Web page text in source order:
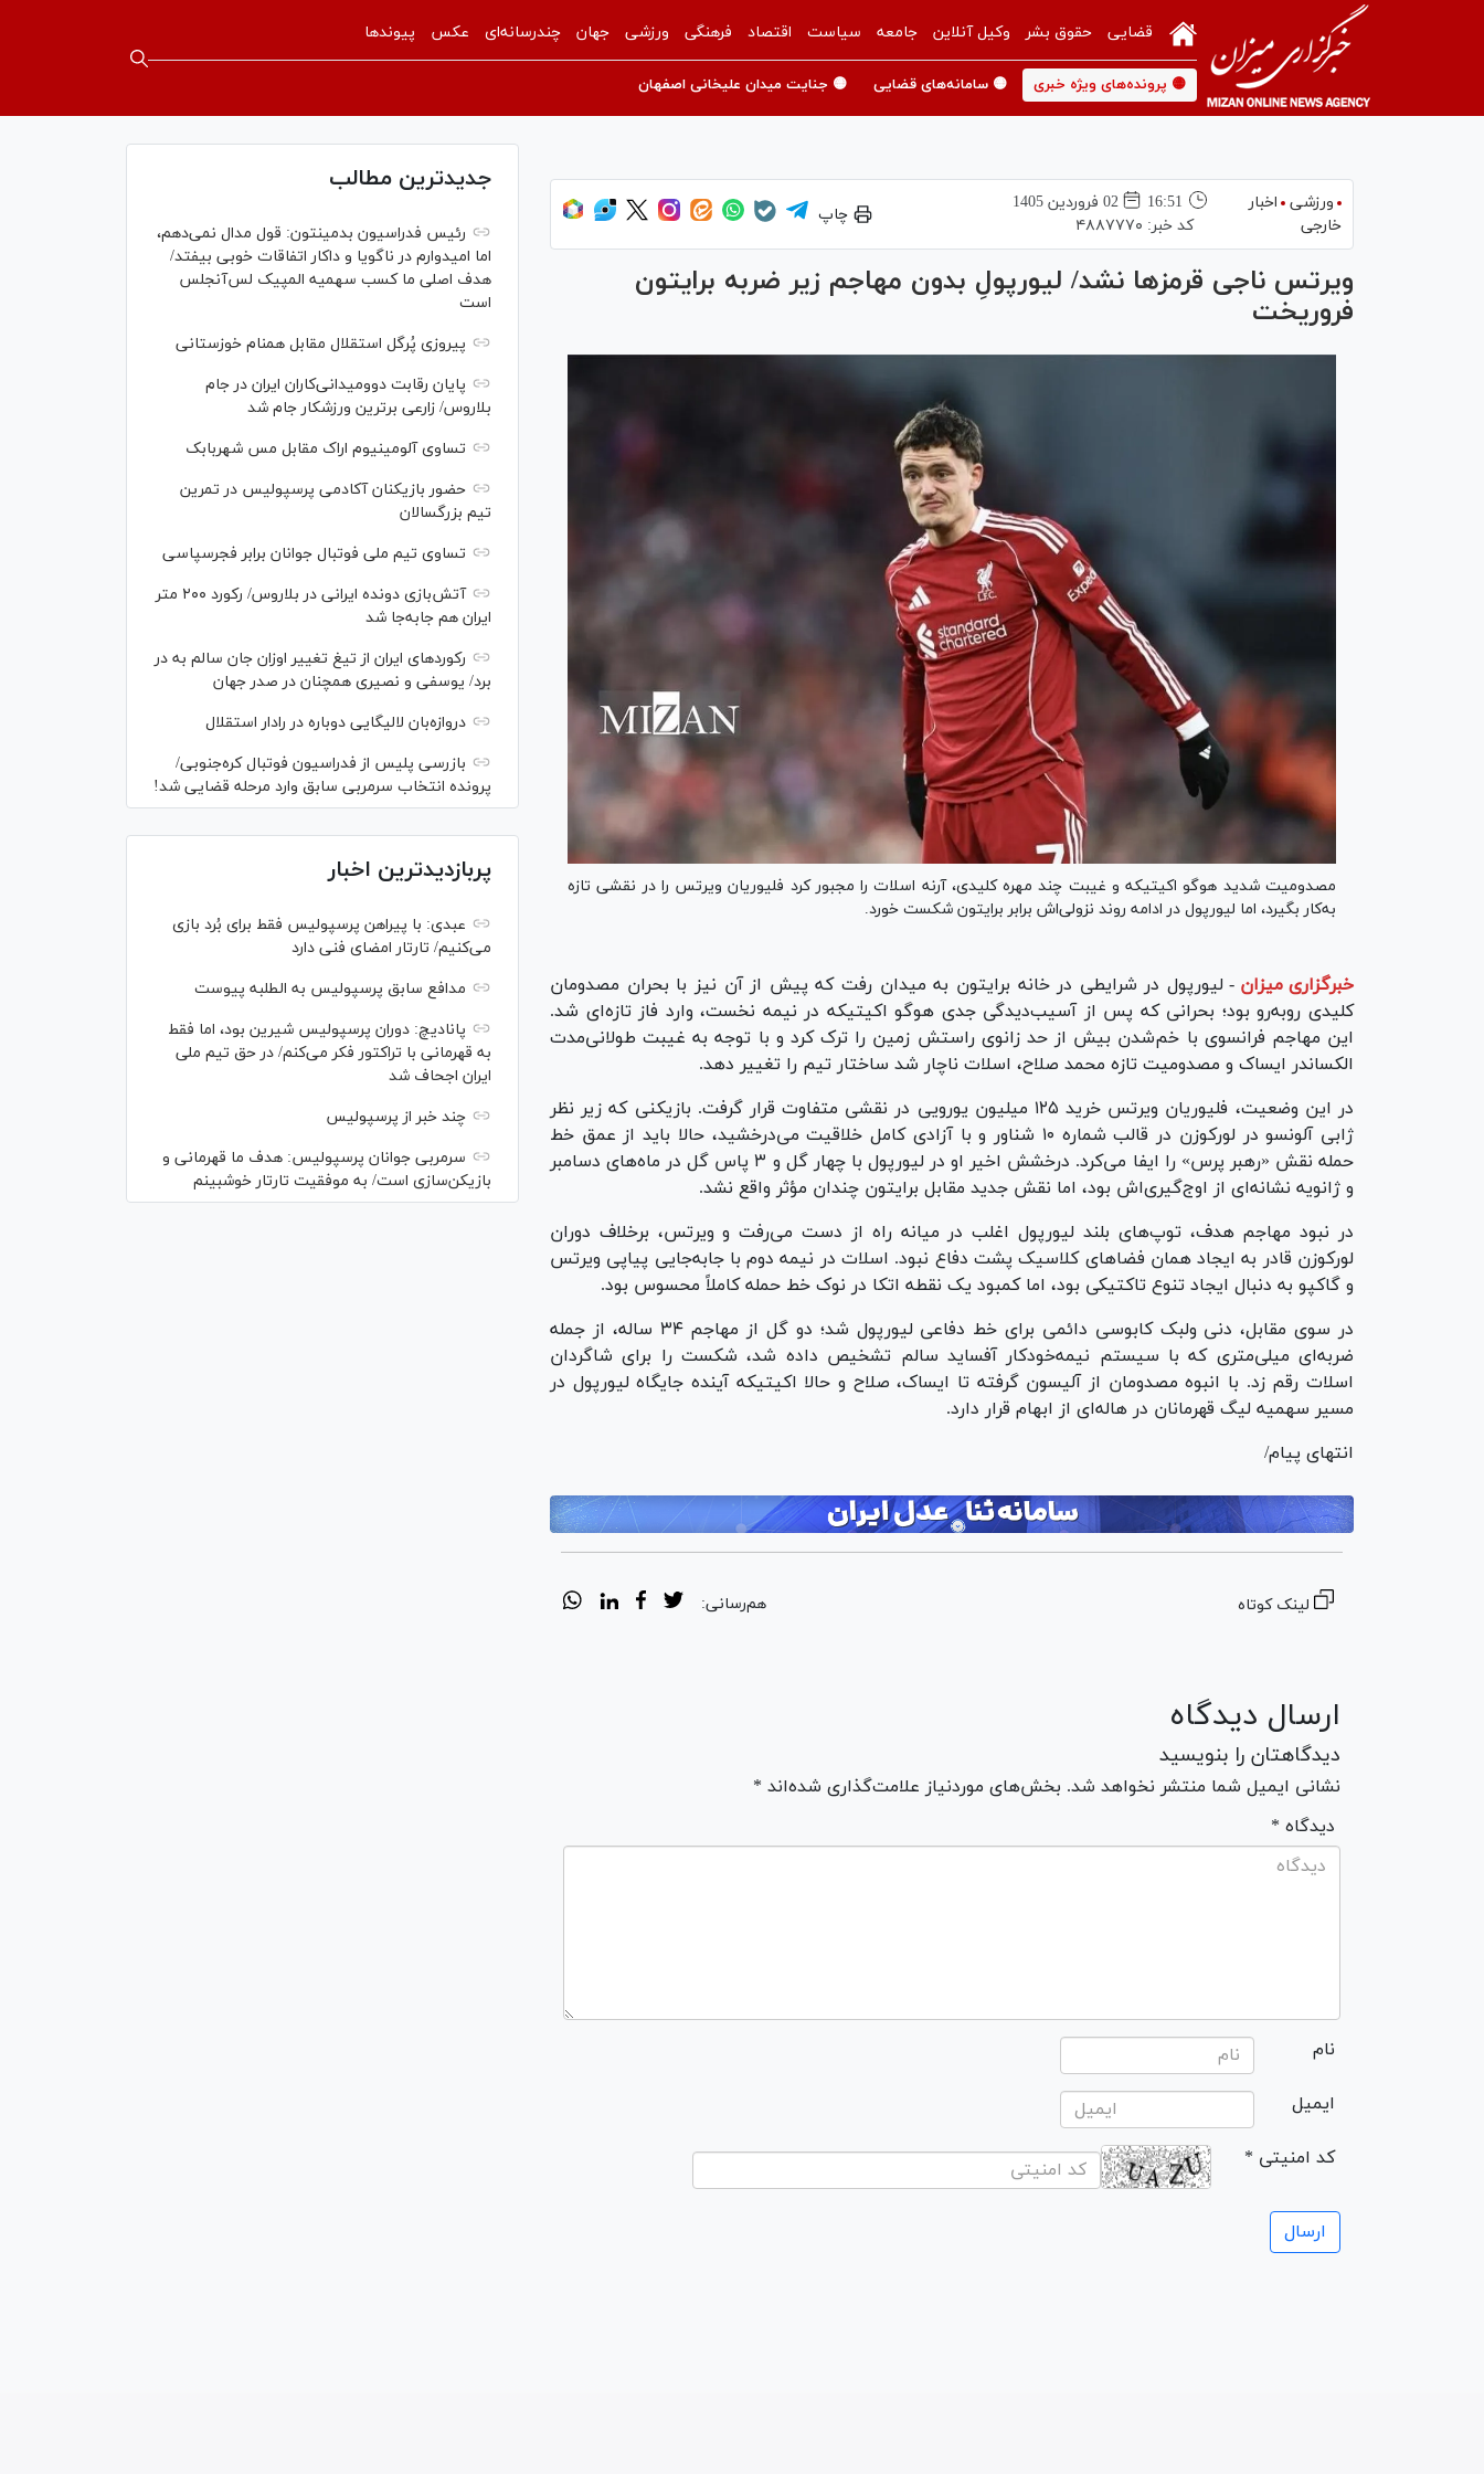
قضایی حقوق بشر وکیل آنلاین جامعه سیاست اقتصاد فرهنگی ورزشی جهان چندرسانه‌ای عکس پیوندها
🟡 پرونده‌های ویژه خبری 🟡 سامانه‌های قضایی 🟡 جنایت میدان علیخانی اصفهان
ورزشی
اخبار
خارجی
16:51
02 فروردين 1405
کد خبر: ۴۸۸۷۷۷۰
چاپ
ویرتس ناجی قرمز‌ها نشد/ لیورپولِ بدون مهاجم زیر ضربه برایتون
فروریخت
مصدومیت شدید هوگو اکیتیکه و غیبت چند مهره کلیدی، آرنه اسلات را مجبور کرد فلیوریان ویرتس را در نقشی تازه
به‌کار بگیرد، اما لیورپول در ادامه روند نزولی‌اش برابر برایتون شکست خورد.
خبرگزاری میزان - لیورپول در شرایطی در خانه برایتون به میدان رفت که پیش از آن نیز با بحران مصدومان
کلیدی روبه‌رو بود؛ بحرانی که پس از آسیب‌دیدگی جدی هوگو اکیتیکه در نیمه نخست، وارد فاز تازه‌ای شد.
این مهاجم فرانسوی با خم‌شدن بیش از حد زانوی راستش زمین را ترک کرد و با توجه به غیبت طولانی‌مدت
الکساندر ایساک و مصدومیت تازه محمد صلاح، اسلات ناچار شد ساختار تیم را تغییر دهد.
در این وضعیت، فلیوریان ویرتس خرید ۱۲۵ میلیون یورویی در نقشی متفاوت قرار گرفت. بازیکنی که زیر نظر
ژابی آلونسو در لورکوزن در قالب شماره ۱۰ شناور و با آزادی کامل خلاقیت می‌درخشید، حالا باید از عمق خط
حمله نقش «رهبر پرس» را ایفا می‌کرد. درخشش اخیر او در لیورپول با چهار گل و ۳ پاس گل در ماه‌های دسامبر
و ژانویه نشانه‌ای از اوج‌گیری‌اش بود، اما نقش جدید مقابل برایتون چندان مؤثر واقع نشد.
در نبود مهاجم هدف، توپ‌های بلند لیورپول اغلب در میانه راه از دست می‌رفت و ویرتس، برخلاف دوران
لورکوزن قادر به ایجاد همان فضاهای کلاسیک پشت دفاع نبود. اسلات در نیمه دوم با جابه‌جایی پیاپی ویرتس
و گاکپو به دنبال ایجاد تنوع تاکتیکی بود، اما کمبود یک نقطه اتکا در نوک خط حمله کاملاً محسوس بود.
در سوی مقابل، دنی ولبک کابوسی دائمی برای خط دفاعی لیورپول شد؛ دو گل از مهاجم ۳۴ ساله، از جمله
ضربه‌ای میلی‌متری که با سیستم نیمه‌خودکار آفساید سالم تشخیص داده شد، شکست را برای شاگردان
اسلات رقم زد. با انبوه مصدومان از آلیسون گرفته تا ایساک، صلاح و حالا اکیتیکه آینده جایگاه لیورپول در
مسیر سهمیه لیگ قهرمانان در هاله‌ای از ابهام قرار دارد.
انتهای پیام/
لینک کوتاه هم‌رسانی:
ارسال دیدگاه
دیدگاهتان را بنویسید
نشانی ایمیل شما منتشر نخواهد شد. بخش‌های موردنیاز علامت‌گذاری شده‌اند *
* دیدگاه
نام
ایمیل
* کد امنیتی
جدیدترین مطالب
رئیس فدراسیون بدمینتون: قول مدال نمی‌دهم،
اما امیدوارم در ناگویا و داکار اتفاقات خوبی بیفتد/
هدف اصلی ما کسب سهمیه المپیک لس‌آنجلس
است
پیروزی پُرگل استقلال مقابل همنام خوزستانی
پایان رقابت دوومیدانی‌کاران ایران در جام
بلاروس/ زارعی برترین ورزشکار جام شد
تساوی آلومینیوم اراک مقابل مس شهربابک
حضور بازیکنان آکادمی پرسپولیس در تمرین
تیم بزرگسالان
تساوی تیم ملی فوتبال جوانان برابر فجرسپاسی
آتش‌بازی دونده ایرانی در بلاروس/ رکورد ۲۰۰ متر
ایران هم جابه‌جا شد
رکورد‌های ایران از تیغ تغییر اوزان جان سالم به در
برد/ یوسفی و نصیری همچنان در صدر جهان
دروازه‌بان لالیگایی دوباره در رادار استقلال
بازرسی پلیس از فدراسیون فوتبال کره‌جنوبی/
پرونده انتخاب سرمربی سابق وارد مرحله قضایی شد!
پربازدیدترین اخبار
عبدی: با پیراهن پرسپولیس فقط برای بُرد بازی
می‌کنیم/ تارتار امضای فنی دارد
مدافع سابق پرسپولیس به الطلبه پیوست
پانادیچ: دوران پرسپولیس شیرین بود، اما فقط
به قهرمانی با تراکتور فکر می‌کنم/ در حق تیم ملی
ایران اجحاف شد
چند خبر از پرسپولیس
سرمربی جوانان پرسپولیس: هدف ما قهرمانی و
بازیکن‌سازی است/ به موفقیت تارتار خوشبینم